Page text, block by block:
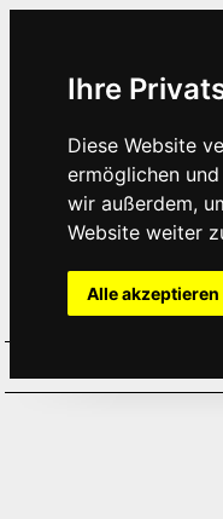
Ihre
Diese Website
ermöglichen
wir außerdem,
Website weiter
Alle akzeptieren